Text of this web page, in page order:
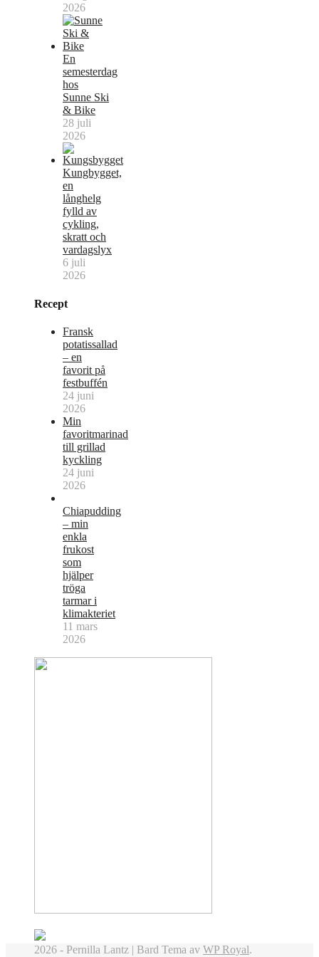
2026
En
semesterdag
hos
Sunne Ski
& Bike
28 juli
2026
Kungbygget,
en
långhelg
fylld av
cykling,
skratt och
vardagslyx
6 juli
2026
Recept
Fransk
potatissallad
– en
favorit på
festbuffén
24 juni
2026
Min
favoritmarinad
till grillad
kyckling
24 juni
2026
Chiapudding
– min
enkla
frukost
som
hjälper
tröga
tarmar i
klimakteriet
11 mars
2026
2026 - Pernilla Lantz | Bard Tema av WP Royal.